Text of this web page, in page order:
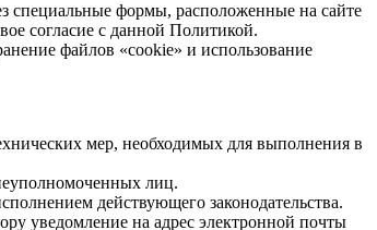
специальные формы, расположенные на сайте
согласие с данной Политикой.
файлов «cookie» и использование
мер, необходимых для выполнения в
лиц.
действующего законодательства.
уведомление на адрес электронной почты